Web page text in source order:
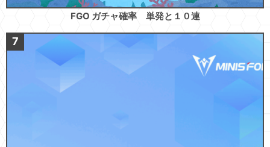
FGO ガチャ確率 単発と１０連